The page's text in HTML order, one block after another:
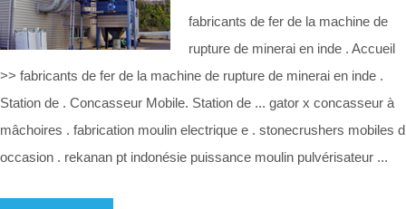
fabricants de fer de la machine de
rupture de minerai en inde . Accueil
>> fabricants de fer de la machine de rupture de minerai en inde .
Station de . Concasseur Mobile. Station de ... gator x concasseur à
mâchoires . fabrication moulin electrique e . stonecrushers mobiles d
occasion . rekanan pt indonésie puissance moulin pulvérisateur ...